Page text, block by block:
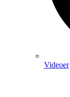
Videoer